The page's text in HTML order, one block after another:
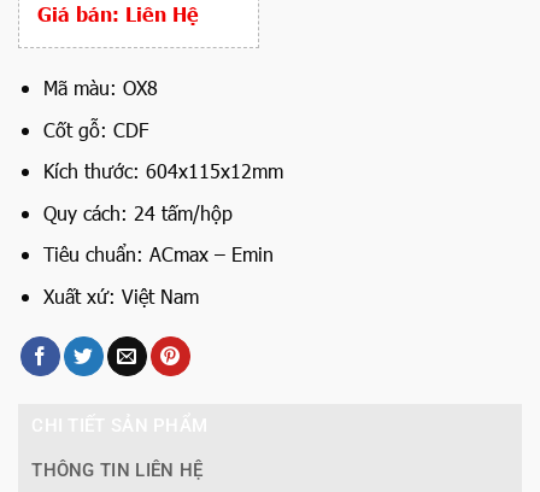
Giá bán: Liên Hệ
Mã màu: OX8
Cốt gỗ: CDF
Kích thước: 604x115x12mm
Quy cách: 24 tấm/hộp
Tiêu chuẩn: ACmax – Emin
Xuất xứ: Việt Nam
THÔNG TIN LIÊN HỆ